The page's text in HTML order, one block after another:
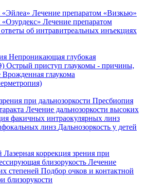
«Эйлеа» Лечение препаратом «Визкью»
Лечение препаратом
об интравитреальных инъекциях
Непроникающая глубокая
Острый приступ глаукомы - причины,
Врожденная глаукома
при дальнозоркости Пресбиопия
Лечение дальнозоркости высоких
факичных интраокулярных линз
линз Дальнозоркость у детей
Лазерная коррекция зрения при
близорукость Лечение
степеней Подбор очков и контактной
близорукости